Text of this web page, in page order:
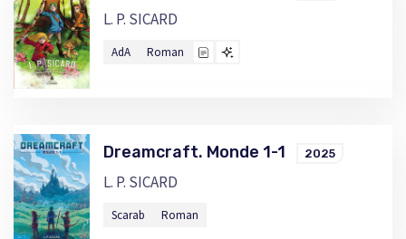
L. P. SICARD
AdA Roman
Dreamcraft. Monde 1-1 2025
L. P. SICARD
Scarab Roman